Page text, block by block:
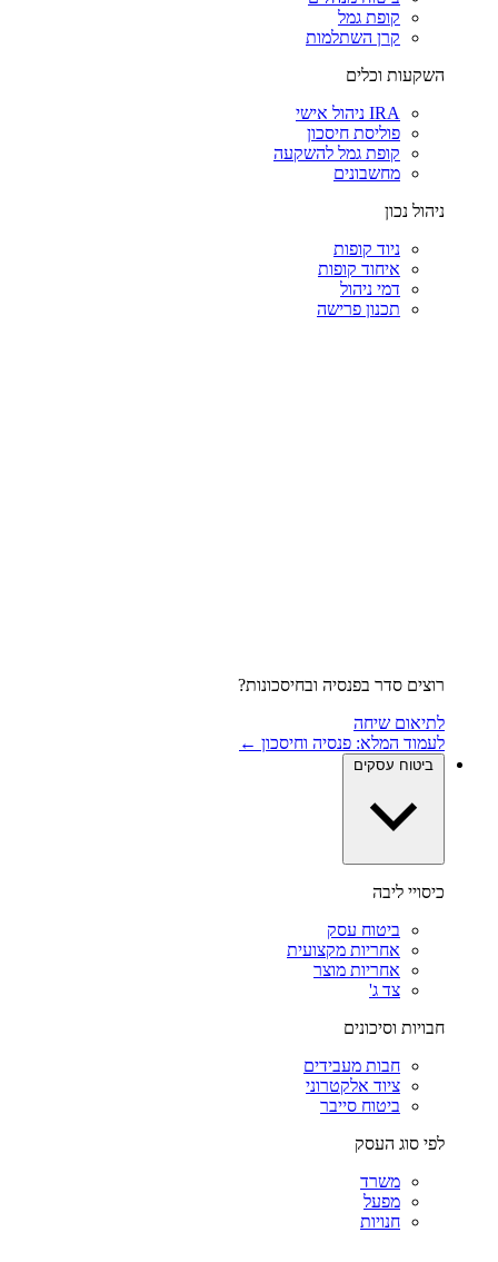
קופת גמל
קרן השתלמות
השקעות וכלים
IRA ניהול אישי
פוליסת חיסכון
קופת גמל להשקעה
מחשבונים
ניהול נכון
ניוד קופות
איחוד קופות
דמי ניהול
תכנון פרישה
רוצים סדר בפנסיה ובחיסכונות?
לתיאום שיחה
לעמוד המלא: פנסיה וחיסכון ←
ביטוח עסקים
כיסויי ליבה
ביטוח עסק
אחריות מקצועית
אחריות מוצר
צד ג'
חבויות וסיכונים
חבות מעבידים
ציוד אלקטרוני
ביטוח סייבר
לפי סוג העסק
משרד
מפעל
חנויות